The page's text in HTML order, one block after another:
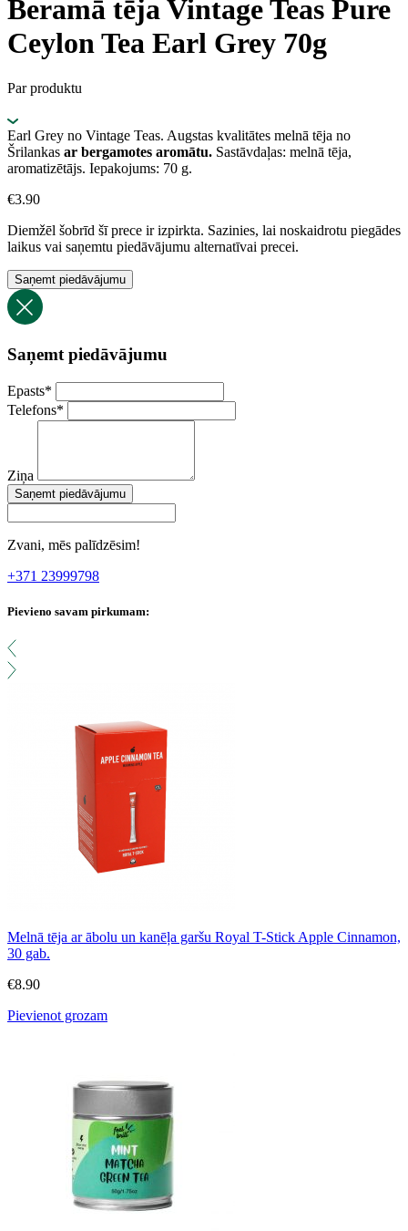
Beramā tēja Vintage Teas Pure
Ceylon Tea Earl Grey 70g
Par produktu
Earl Grey no Vintage Teas. Augstas kvalitātes melnā tēja no
Šrilankas ar bergamotes aromātu. Sastāvdaļas: melnā tēja,
aromatizētājs. Iepakojums: 70 g.
€3.90
Diemžēl šobrīd šī prece ir izpirkta. Sazinies, lai noskaidrotu piegādes
laikus vai saņemtu piedāvājumu alternatīvai precei.
Saņemt piedāvājumu
Saņemt piedāvājumu
Epasts*
Telefons*
Ziņa
Saņemt piedāvājumu
Zvani, mēs palīdzēsim!
+371 23999798
Pievieno savam pirkumam:
Melnā tēja ar ābolu un kanēļa garšu Royal T-Stick Apple Cinnamon,
30 gab.
€8.90
Pievienot grozam